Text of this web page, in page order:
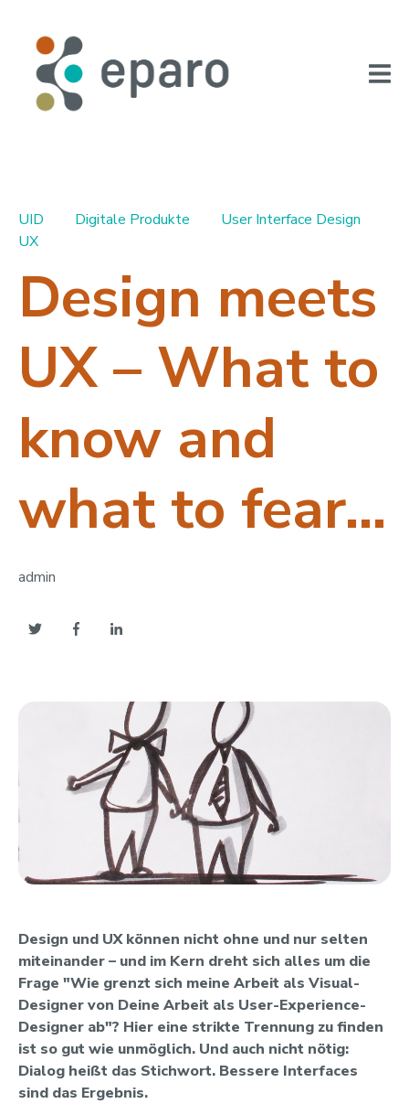
UID Digitale Produkte
User Interface Design
UX
Design meets
UX – What to
know and
what to fear...
admin
Design und UX können nicht ohne und nur selten
miteinander – und im Kern dreht sich alles um die
Frage "Wie grenzt sich meine Arbeit als Visual-
Designer von Deine Arbeit als User-Experience-
Designer ab"? Hier eine strikte Trennung zu finden
ist so gut wie unmöglich. Und auch nicht nötig:
Dialog heißt das Stichwort. Bessere Interfaces
sind das Ergebnis.